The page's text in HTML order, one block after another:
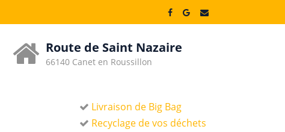
Route de Saint Nazaire
66140 Canet en Roussillon
Livraison de Big Bag
Recyclage de vos déchets